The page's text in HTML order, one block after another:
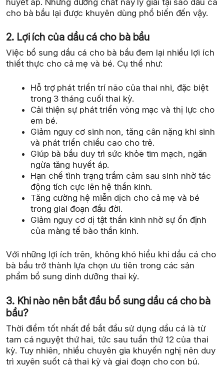
cho bà bầu lại được khuyên dùng phổ biến đến vậy.
2. Lợi ích của dầu cá cho bà bầu
Việc bổ sung dầu cá cho bà bầu đem lại nhiều lợi ích
thiết thực cho cả mẹ và bé. Cụ thể như:
Hỗ trợ phát triển trí não của thai nhi, đặc biệt
trong 3 tháng cuối thai kỳ.
Cải thiện sự phát triển võng mạc và thị lực cho
em bé.
Giảm nguy cơ sinh non, tăng cân nặng khi sinh
và phát triển chiều cao cho trẻ.
Giúp bà bầu duy trì sức khỏe tim mạch, ngăn
ngừa tăng huyết áp.
Hạn chế tình trạng trầm cảm sau sinh nhờ tác
động tích cực lên hệ thần kinh.
Tăng cường hệ miễn dịch cho cả mẹ và bé
trong giai đoạn đầu đời.
Giảm nguy cơ dị tật thần kinh nhờ sự ổn định
của màng tế bào thần kinh.
Với những lợi ích trên, không khó hiểu khi dầu cá cho
bà bầu trở thành lựa chọn ưu tiên trong các sản
phẩm bổ sung dinh dưỡng thai kỳ.
3. Khi nào nên bắt đầu bổ sung dầu cá cho bà
bầu?
Thời điểm tốt nhất để bắt đầu sử dụng dầu cá là từ
tam cá nguyệt thứ hai, tức sau tuần thứ 12 của thai
kỳ. Tuy nhiên, nhiều chuyên gia khuyến nghị nên duy
trì xuyên suốt cả thai kỳ và giai đoạn cho con bú.